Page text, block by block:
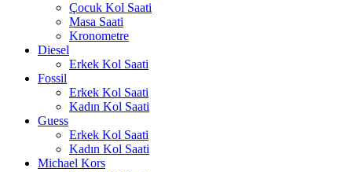
Çocuk Kol Saati
Masa Saati
Kronometre
Diesel
Erkek Kol Saati
Fossil
Erkek Kol Saati
Kadın Kol Saati
Guess
Erkek Kol Saati
Kadın Kol Saati
Michael Kors